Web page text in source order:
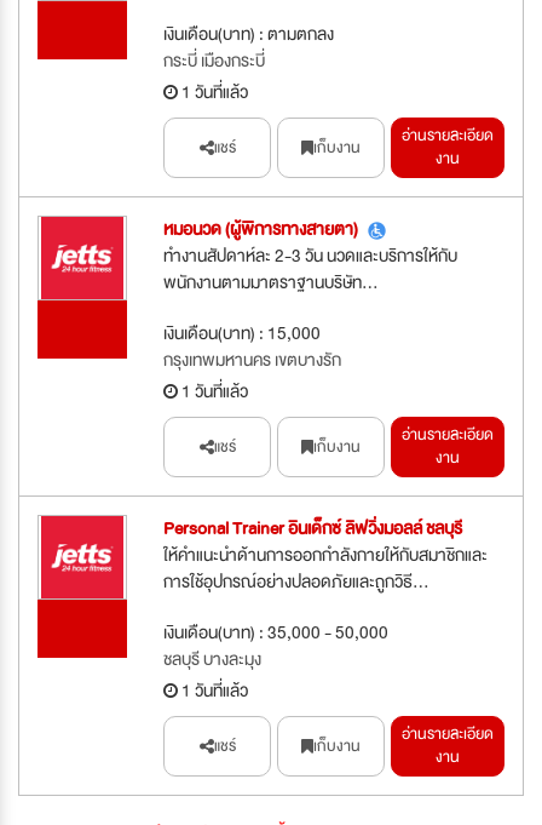
เงินเดือน(บาท) : ตามตกลง
กระบี่ เมืองกระบี่
1 วันที่แล้ว
แชร์ เก็บงาน
อ่านรายละเอียด
งาน
หมอนวด (ผู้พิการทางสายตา)
ทำงานสัปดาห์ละ 2-3 วัน นวดและบริการให้กับ
พนักงานตามมาตราฐานบริษัท...
เงินเดือน(บาท) : 15,000
กรุงเทพมหานคร เขตบางรัก
1 วันที่แล้ว
แชร์ เก็บงาน
อ่านรายละเอียด
งาน
Personal Trainer อินเด็กซ์ ลิฟวิ่งมอลล์ ชลบุรี
ให้คำแนะนำด้านการออกกำลังกายให้กับสมาชิกและ
การใช้อุปกรณ์อย่างปลอดภัยและถูกวิธี...
เงินเดือน(บาท) : 35,000 - 50,000
ชลบุรี บางละมุง
1 วันที่แล้ว
แชร์ เก็บงาน
อ่านรายละเอียด
งาน